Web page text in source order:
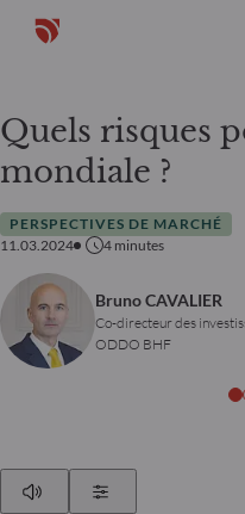
Quels risques
mondiale ?
PERSPECTIVES DE MARCHÉ
11.03.2024
4 minutes
Bruno CAVALIER
Co-directeur des
ODDO BHF